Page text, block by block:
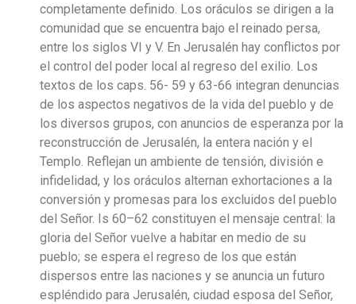
completamente definido. Los oráculos se dirigen a la
comunidad que se encuentra bajo el reinado persa,
entre los siglos VI y V. En Jerusalén hay conflictos por
el control del poder local al regreso del exilio. Los
textos de los caps. 56- 59 y 63-66 integran denuncias
de los aspectos negativos de la vida del pueblo y de
los diversos grupos, con anuncios de esperanza por la
reconstrucción de Jerusalén, la entera nación y el
Templo. Reflejan un ambiente de tensión, división e
infidelidad, y los oráculos alternan exhortaciones a la
conversión y promesas para los excluidos del pueblo
del Señor. Is 60–62 constituyen el mensaje central: la
gloria del Señor vuelve a habitar en medio de su
pueblo; se espera el regreso de los que están
dispersos entre las naciones y se anuncia un futuro
espléndido para Jerusalén, ciudad esposa del Señor,